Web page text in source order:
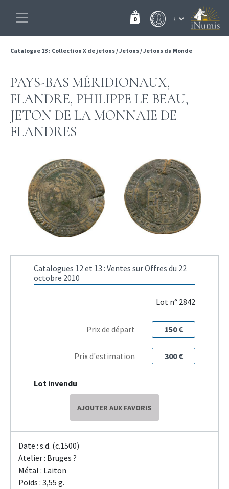
0
Catalogue 13 : Collection X de jetons/Jetons/Jetons du Monde
PAYS-BAS MÉRIDIONAUX,
FLANDRE, PHILIPPE LE BEAU,
JETON DE LA MONNAIE DE
FLANDRES
Catalogues 12 et 13 : Ventes sur Offres du 22
octobre 2010
Lot n° 2842
Prix de départ 150 €
Prix d'estimation 300 €
Lot invendu
AJOUTER AUX FAVORIS
Date : s.d. (c.1500)
Atelier : Bruges ?
Métal : Laiton
Poids : 3,55 g.